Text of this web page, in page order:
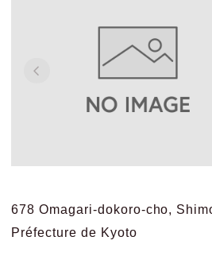
678 Omagari-dokoro-cho,
Préfecture de Kyoto